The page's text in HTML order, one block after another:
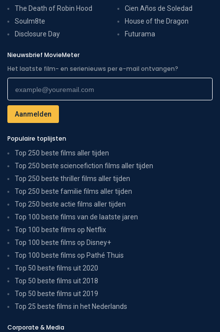
The Death of Robin Hood
Soulm8te
Disclosure Day
Cien Años de Soledad
House of the Dragon
Futurama
Nieuwsbrief MovieMeter
Het laatste film- en serienieuws per e-mail ontvangen?
Populaire toplijsten
Top 250 beste films aller tijden
Top 250 beste sciencefiction films aller tijden
Top 250 beste thriller films aller tijden
Top 250 beste familie films aller tijden
Top 250 beste actie films aller tijden
Top 100 beste films van de laatste jaren
Top 100 beste films op Netflix
Top 100 beste films op Disney+
Top 100 beste films op Pathé Thuis
Top 50 beste films uit 2020
Top 50 beste films uit 2018
Top 50 beste films uit 2019
Top 25 beste films in het Nederlands
Corporate & Media